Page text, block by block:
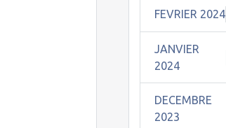
FEVRIER 2024
JANVIER
2024
DECEMBRE
2023